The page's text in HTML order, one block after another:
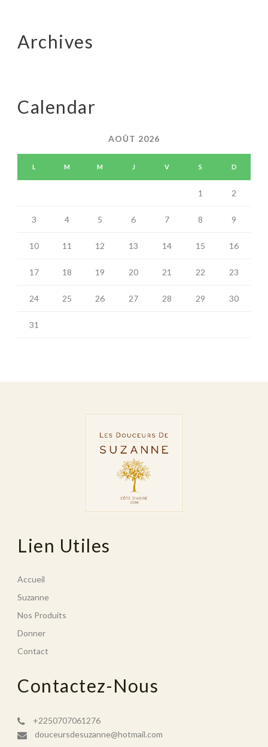
Archives
Calendar
AOÛT 2026
L M M J V S D
1 2
3 4 5 6 7 8 9
10 11 12 13 14 15 16
17 18 19 20 21 22 23
24 25 26 27 28 29 30
31
Lien Utiles
Accueil
Suzanne
Nos Produits
Donner
Contact
Contactez-Nous
+2250707061276
douceursdesuzanne@hotmail.com